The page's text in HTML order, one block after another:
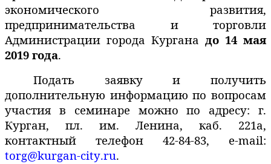
экономического развития,
предпринимательства и торговли
Администрации города Кургана до 14 мая
2019 года.
Подать заявку и получить
дополнительную информацию по вопросам
участия в семинаре можно по адресу: г.
Курган, пл. им. Ленина, каб. 221а,
контактный телефон 42-84-83, e-mail:
torg@kurgan-city.ru.